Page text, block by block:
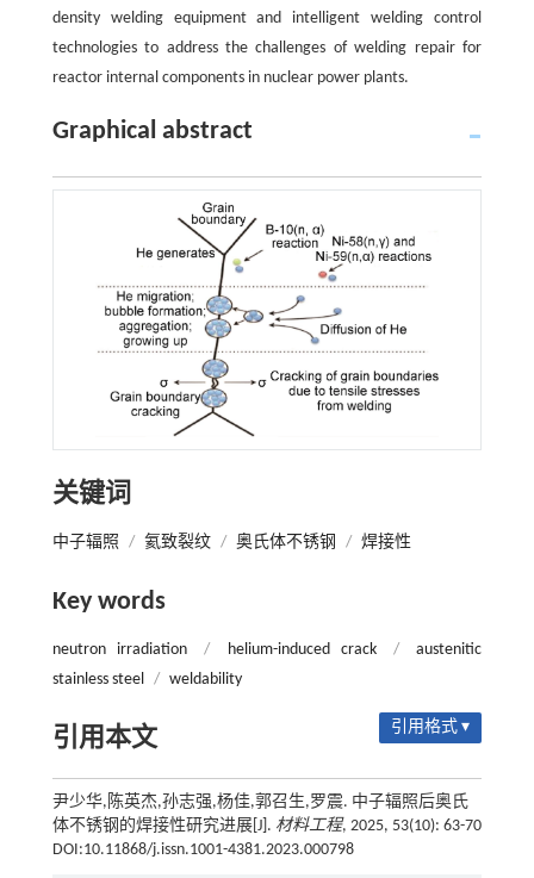
density welding equipment and intelligent welding control
technologies to address the challenges of welding repair for
reactor internal components in nuclear power plants.
Graphical abstract
关键词
中子辐照 / 氦致裂纹 / 奥氏体不锈钢 / 焊接性
Key words
neutron irradiation / helium-induced crack /
austenitic
stainless steel
/ weldability
引用本文 引用格式 ▾
尹少华,陈英杰,孙志强,杨佳,郭召生,罗震. 中子辐照后奥氏
体不锈钢的焊接性研究进展[J]. 材料工程, 2025, 53(10): 63-70
DOI:10.11868/j.issn.1001-4381.2023.000798